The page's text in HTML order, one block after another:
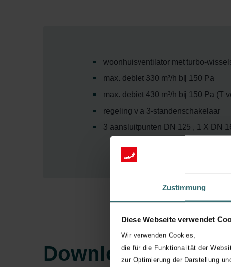
Zustimmung
Diese Webseite verwendet
Wir verwenden Cookies,
die für die Funktionalität der
zur Optimierung der Darstellung
woonhuisventilator met turbo-
max. debiet 330 m³/h bij 150 Pa
max. debiet 430 m³/h bij 150 Pa (T
regeling via 3-standenschakelaar
3 aansluitpunten DN 125 , 1 X DN
Downloads